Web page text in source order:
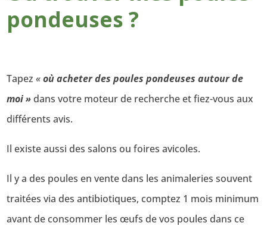
pondeuses ?
Tapez«où acheter des poules pondeuses autour de
moi »dans votre moteur de recherche et fiez-vous aux
différents avis.
Il existe aussi des salons ou foires avicoles.
Il y a des poules en vente dans les animaleries souvent
traitées via des antibiotiques, comptez 1 mois minimum
avant de consommer les œufs de vos poules dans ce